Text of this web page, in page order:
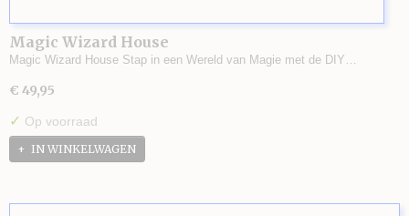
Magic Wizard House
Magic Wizard House Stap in een Wereld van Magie met de DIY…
€ 49,95
✓ Op voorraad
IN WINKELWAGEN